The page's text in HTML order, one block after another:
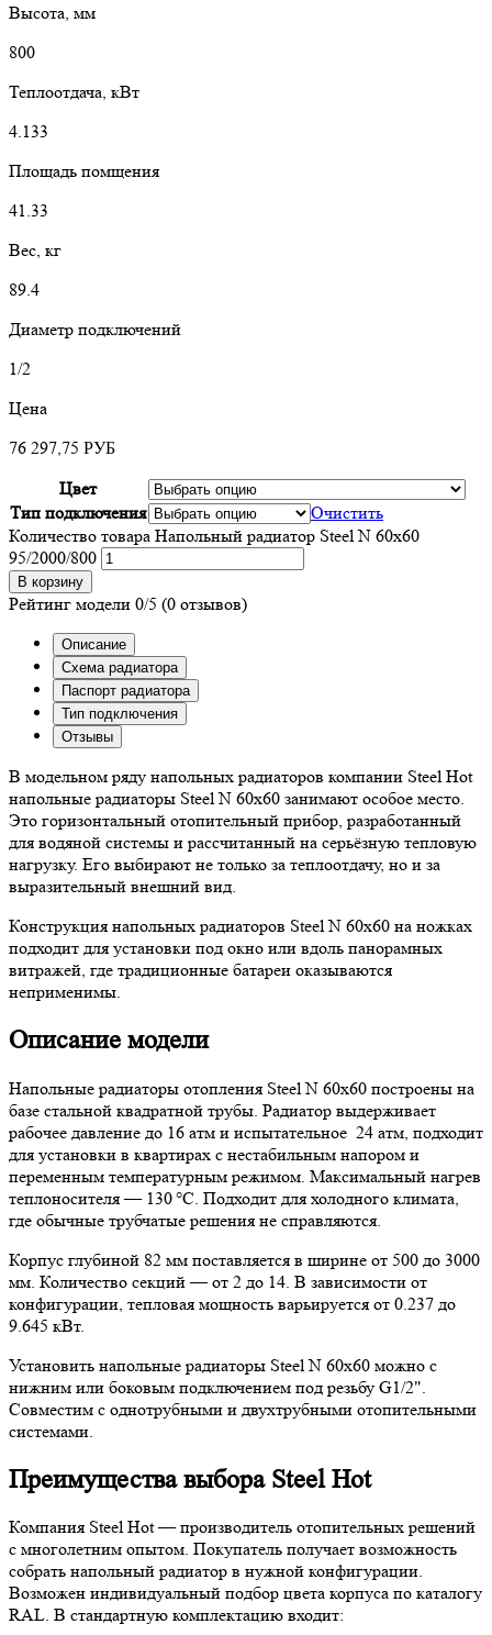
Высота, мм
800
Теплоотдача, кВт
4.133
Площадь помщения
41.33
Вес, кг
89.4
Диаметр подключений
1/2
Цена
76 297,75 РУБ
Цвет
Тип подключения
Очистить
Количество товара Напольный радиатор Steel N 60х60
95/2000/800
В корзину
Рейтинг модели 0/5 (0 отзывов)
Описание
Схема радиатора
Паспорт радиатора
Тип подключения
Отзывы
В модельном ряду напольных радиаторов компании Steel Hot
напольные радиаторы Steel N 60х60 занимают особое место.
Это горизонтальный отопительный прибор, разработанный
для водяной системы и рассчитанный на серьёзную тепловую
нагрузку. Его выбирают не только за теплоотдачу, но и за
выразительный внешний вид.
Конструкция напольных радиаторов Steel N 60х60 на ножках
подходит для установки под окно или вдоль панорамных
витражей, где традиционные батареи оказываются
неприменимы.
Описание модели
Напольные радиаторы отопления Steel N 60х60 построены на
базе стальной квадратной трубы. Радиатор выдерживает
рабочее давление до 16 атм и испытательное 24 атм, подходит
для установки в квартирах с нестабильным напором и
переменным температурным режимом. Максимальный нагрев
теплоносителя — 130 °C. Подходит для холодного климата,
где обычные трубчатые решения не справляются.
Корпус глубиной 82 мм поставляется в ширине от 500 до 3000
мм. Количество секций — от 2 до 14. В зависимости от
конфигурации, тепловая мощность варьируется от 0.237 до
9.645 кВт.
Установить напольные радиаторы Steel N 60х60 можно с
нижним или боковым подключением под резьбу G1/2".
Совместим с однотрубными и двухтрубными отопительными
системами.
Преимущества выбора Steel Hot
Компания Steel Hot — производитель отопительных решений
с многолетним опытом. Покупатель получает возможность
собрать напольный радиатор в нужной конфигурации.
Возможен индивидуальный подбор цвета корпуса по каталогу
RAL. В стандартную комплектацию входит: